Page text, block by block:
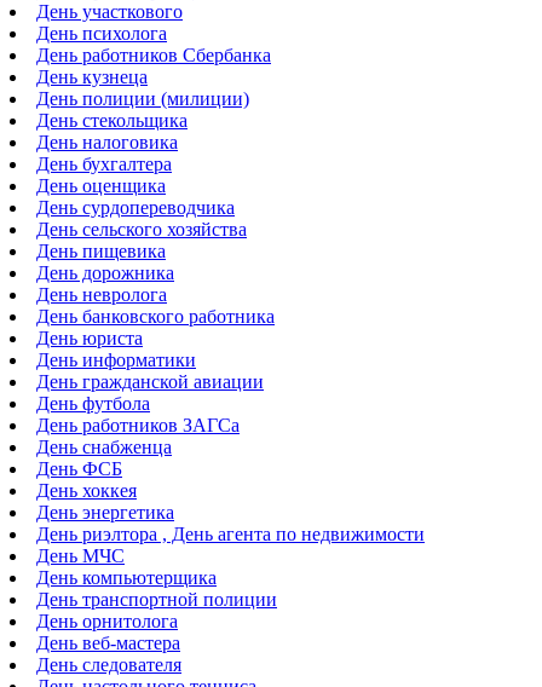
День участкового
День психолога
День работников Сбербанка
День кузнеца
День полиции (милиции)
День стекольщика
День налоговика
День бухгалтера
День оценщика
День сурдопереводчика
День сельского хозяйства
День пищевика
День дорожника
День невролога
День банковского работника
День юриста
День информатики
День гражданской авиации
День футбола
День работников ЗАГСа
День снабженца
День ФСБ
День хоккея
День энергетика
День риэлтора , День агента по недвижимости
День МЧС
День компьютерщика
День транспортной полиции
День орнитолога
День веб-мастера
День следователя